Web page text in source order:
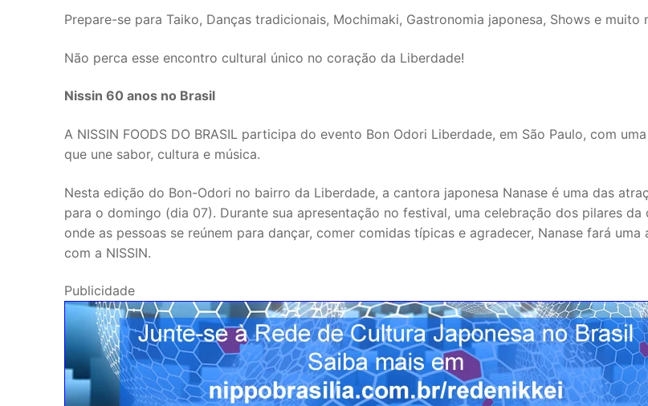
Prepare-se para Taiko, Danças tradicionais, Mochimaki, Gastronomia japonesa, Shows e muito
Não perca esse encontro cultural único no coração da Liberdade!
Nissin 60 anos no Brasil
A NISSIN FOODS DO BRASIL participa do evento Bon Odori Liberdade, em São Paulo, com
que une sabor, cultura e música.
Nesta edição do Bon-Odori no bairro da Liberdade, a cantora japonesa Nanase é uma das
para o domingo (dia 07). Durante sua apresentação no festival, uma celebração dos pilares da
onde as pessoas se reúnem para dançar, comer comidas típicas e agradecer, Nanase fará uma
com a NISSIN.
Publicidade